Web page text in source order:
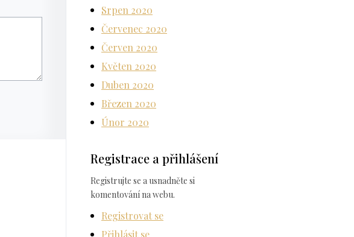
Srpen 2020
Červenec 2020
Červen 2020
Květen 2020
Duben 2020
Březen 2020
Únor 2020
Registrace a přihlášení
Registrujte se a usnadněte si
komentování na webu.
Registrovat se
Přihlásit se